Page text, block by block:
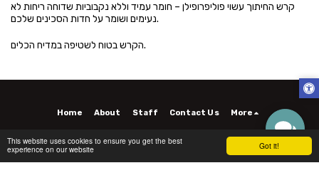
Got it!
This website uses cookies to ensure you get the best
experience on our website
קרש החיתוך עשוי פוליפרופילן – חומר עמיד וללא נקבוביות שדוחה ריחות לא
נעימים ושומר על חדות הסכינים שלכם.
הקרש בטוח לשטיפה במדיח הכלים.
Home About Staff Contact Us More